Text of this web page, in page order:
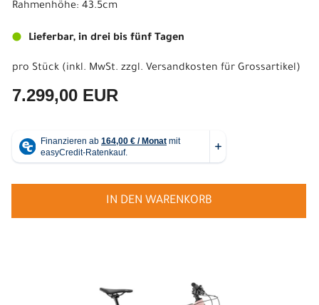
Rahmenhöhe: 43.5cm
Lieferbar, in drei bis fünf Tagen
pro Stück (inkl. MwSt. zzgl. Versandkosten für Grossartikel)
7.299,00 EUR
IN DEN WARENKORB